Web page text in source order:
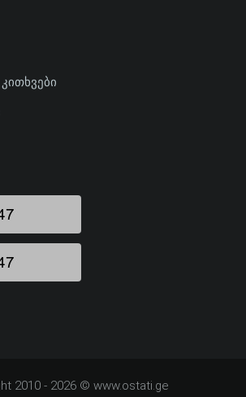
2010 - 2026 © www.ostati.ge